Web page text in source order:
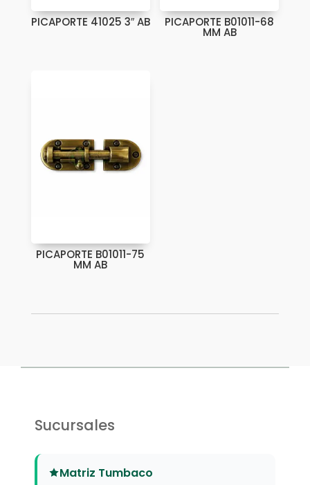
PICAPORTE 41025 3″ AB PICAPORTE B01011-68
MM AB
PICAPORTE B01011-75
MM AB
Sucursales
Matriz Tumbaco